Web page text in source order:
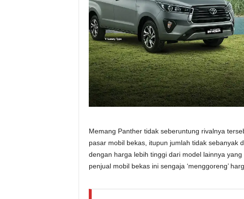
Memang Panther tidak seberuntung rivalnya
pasar mobil bekas, itupun jumlah tidak sebanyak
dengan harga lebih tinggi dari model lainnya
penjual mobil bekas ini sengaja ‘menggoreng’